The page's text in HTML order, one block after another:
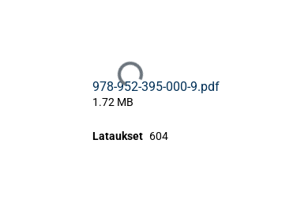
Ladataan...
978-952-395-000-9.pdf
1.72 MB
Lataukset 604